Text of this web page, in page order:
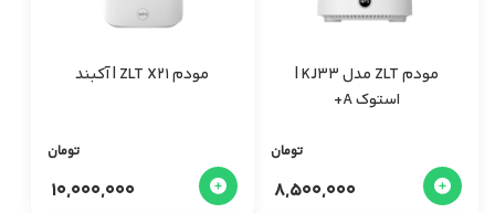
مودم ZLT مدل KJ33 |
استوک A+
8,500,000
تومان
مودم ZLT X21 | آکبند
10,000,000
تومان